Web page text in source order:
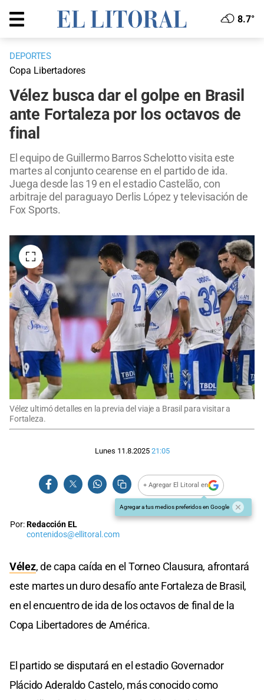
8.7°
DEPORTES
Copa Libertadores
Vélez busca dar el golpe en Brasil
ante Fortaleza por los octavos de
final
El equipo de Guillermo Barros Schelotto visita este
martes al conjunto cearense en el partido de ida.
Juega desde las 19 en el estadio Castelão, con
arbitraje del paraguayo Derlis López y televisación de
Fox Sports.
Vélez ultimó detalles en la previa del viaje a Brasil para visitar a
Fortaleza.
Lunes 11.8.2025 21:05
+ Agregar El Litoral en
Agregar a tus medios preferidos en Google
Por:Redacción EL
contenidos@ellitoral.com
Vélez, de capa caída en el Torneo Clausura, afrontará
este martes un duro desafío ante Fortaleza de Brasil,
en el encuentro de ida de los octavos de final de la
Copa Libertadores de América.
El partido se disputará en el estadio Governador
Plácido Aderaldo Castelo, más conocido como